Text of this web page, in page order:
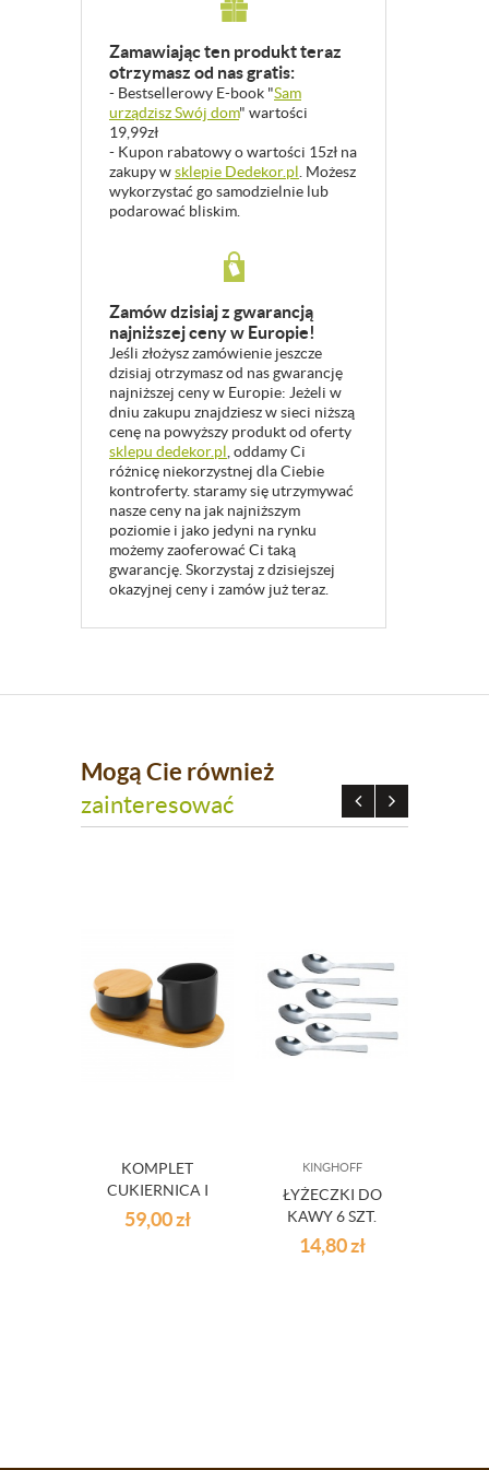
Zamawiając ten produkt teraz
otrzymasz od nas gratis:
- Bestsellerowy E-book "Sam
urządzisz Swój dom" wartości
19,99zł
- Kupon rabatowy o wartości 15zł na
zakupy wsklepie Dedekor.pl. Możesz
wykorzystać go samodzielnie lub
podarować bliskim.
Zamów dzisiaj z gwarancją
najniższej ceny w Europie!
Jeśli złożysz zamówienie jeszcze
dzisiaj otrzymasz od nas gwarancję
najniższej ceny w Europie: Jeżeli w
dniu zakupu znajdziesz w sieci niższą
cenę na powyższy produkt od oferty
sklepu dedekor.pl, oddamy Ci
różnicę niekorzystnej dla Ciebie
kontroferty. staramy się utrzymywać
nasze ceny na jak najniższym
poziomie i jako jedyni na rynku
możemy zaoferować Ci taką
gwarancję. Skorzystaj z dzisiejszej
okazyjnej ceny i zamów już teraz.
Mogą Cie również
zainteresować
KOMPLET
CUKIERNICA I
MLECZNIK NA
PODSTAWIE
59,00zł
KINGHOFF
ŁYŻECZKI DO
KAWY 6 SZT.
KINGHOFF
14,80zł